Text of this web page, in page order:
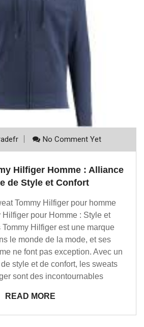
No Comment Yet
Hilfiger Homme : Alliance
de Style et Confort
Tommy Hilfiger pour homme
Hilfiger pour Homme : Style et
Hilfiger est une marque
le monde de la mode, et ses
ne font pas exception. Avec un
style et de confort, les sweats
sont des incontournables
READ MORE